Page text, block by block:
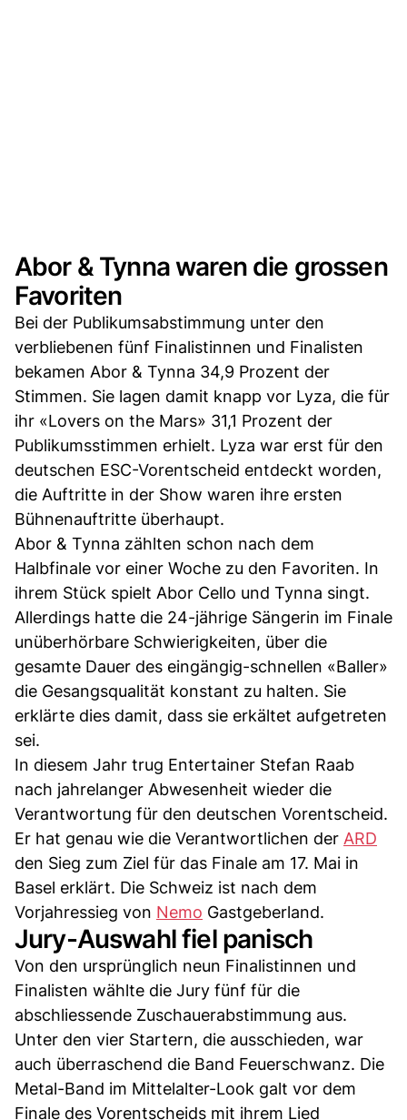
Abor & Tynna waren die grossen
Favoriten
Bei der Publikumsabstimmung unter den
verbliebenen fünf Finalistinnen und Finalisten
bekamen Abor & Tynna 34,9 Prozent der
Stimmen. Sie lagen damit knapp vor Lyza, die für
ihr «Lovers on the Mars» 31,1 Prozent der
Publikumsstimmen erhielt. Lyza war erst für den
deutschen ESC-Vorentscheid entdeckt worden,
die Auftritte in der Show waren ihre ersten
Bühnenauftritte überhaupt.
Abor & Tynna zählten schon nach dem
Halbfinale vor einer Woche zu den Favoriten. In
ihrem Stück spielt Abor Cello und Tynna singt.
Allerdings hatte die 24-jährige Sängerin im Finale
unüberhörbare Schwierigkeiten, über die
gesamte Dauer des eingängig-schnellen «Baller»
die Gesangsqualität konstant zu halten. Sie
erklärte dies damit, dass sie erkältet aufgetreten
sei.
In diesem Jahr trug Entertainer Stefan Raab
nach jahrelanger Abwesenheit wieder die
Verantwortung für den deutschen Vorentscheid.
Er hat genau wie die Verantwortlichen der ARD
den Sieg zum Ziel für das Finale am 17. Mai in
Basel erklärt. Die Schweiz ist nach dem
Vorjahressieg von Nemo Gastgeberland.
Jury-Auswahl fiel panisch
Von den ursprünglich neun Finalistinnen und
Finalisten wählte die Jury fünf für die
abschliessende Zuschauerabstimmung aus.
Unter den vier Startern, die ausschieden, war
auch überraschend die Band Feuerschwanz. Die
Metal-Band im Mittelalter-Look galt vor dem
Finale des Vorentscheids mit ihrem Lied